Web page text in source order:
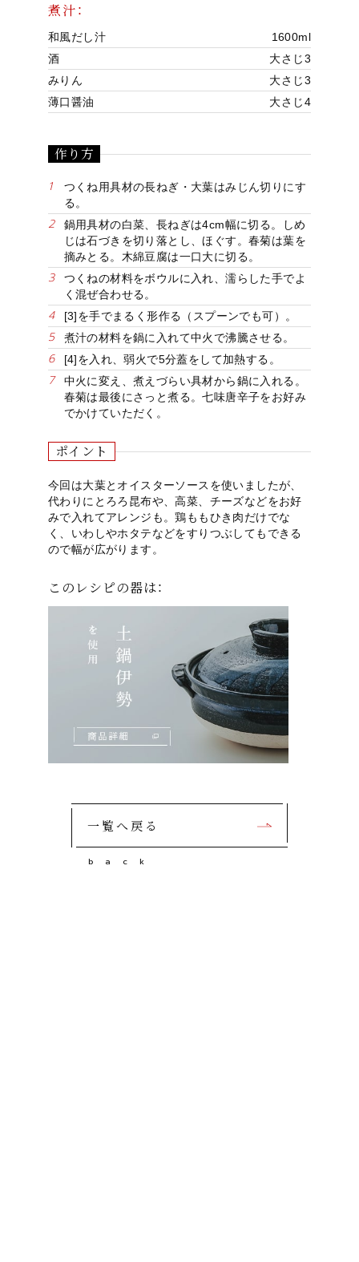
煮汁：
和風だし汁
1600ml
酒
大さじ3
みりん
大さじ3
薄口醤油
大さじ4
作り方
つくね用具材の長ねぎ・大葉はみじん切りにす
る。
鍋用具材の白菜、長ねぎは4cm幅に切る。しめ
じは石づきを切り落とし、ほぐす。春菊は葉を
摘みとる。木綿豆腐は一口大に切る。
つくねの材料をボウルに入れ、濡らした手でよ
く混ぜ合わせる。
[3]を手でまるく形作る（スプーンでも可）。
煮汁の材料を鍋に入れて中火で沸騰させる。
[4]を入れ、弱火で5分蓋をして加熱する。
中火に変え、煮えづらい具材から鍋に入れる。
春菊は最後にさっと煮る。七味唐辛子をお好み
でかけていただく。
ポイント
今回は大葉とオイスターソースを使いましたが、
代わりにとろろ昆布や、高菜、チーズなどをお好
みで入れてアレンジも。鶏ももひき肉だけでな
く、いわしやホタテなどをすりつぶしてもできる
ので幅が広がります。
このレシピの器は：
一覧へ戻る
b a c k
02
##
03
04
05
07
99